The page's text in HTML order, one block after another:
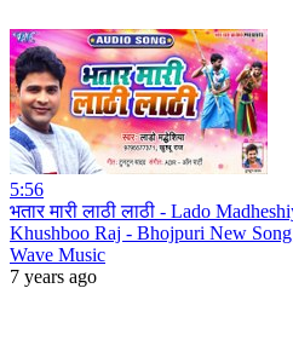
5:56
भतार मारी लाठी लाठी - Lado
Khushboo Raj - Bhojpuri New
Wave Music
7 years ago